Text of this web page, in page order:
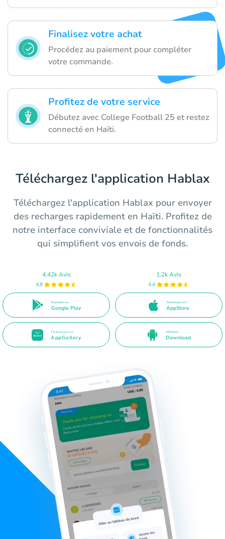
Finalisez votre achat
Procédez au paiement pour compléter
votre commande.
Profitez de votre service
Débutez avec College Football 25 et restez
connecté en Haïti.
Téléchargez l'application Hablax
Téléchargez l'application Hablax pour envoyer
des recharges rapidement en Haïti. Profitez de
notre interface conviviale et de fonctionnalités
qui simplifient vos envois de fonds.
4.42k Avis
4.8
Disponible sur
Google Play
1.2k Avis
4.4
Téléchargez sur l'
AppStore
Téléchargez sur
AppGallery
APK Direct
Download